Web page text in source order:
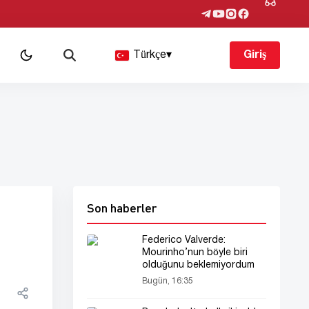
Türkçe▾ Giriş
Son haberler
Federico Valverde:
Mourinho’nun böyle biri
olduğunu beklemiyordum
Bugün, 16:35